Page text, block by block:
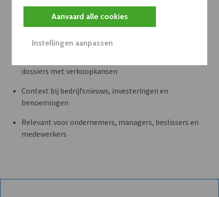
Aanvaard alle cookies
Instellingen aanpassen
zakelijke context — met inzicht in sectoren, bedrijven en
strategische bewegingen.
dossiers met verkoopkansen
Context bij bedrijfsnieuws, investeringen en
benoemingen
Relevant voor ondernemers, managers, beslissers en
medewerkers